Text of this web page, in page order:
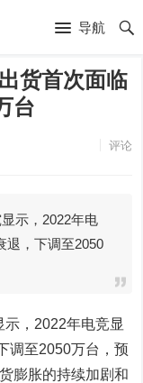
导航
货首次面临
台
评论
示，2022年电
退，下调至2050
，2022年电竞显
调至2050万台，预
膨胀的持续加剧和